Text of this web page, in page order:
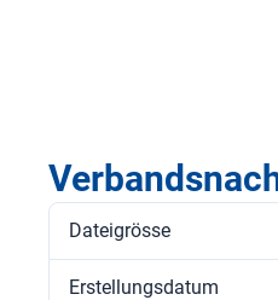
Dateigrösse
Erstellungsdatum